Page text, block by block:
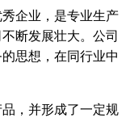
企业，是专业生产
断发展壮大。公司
思想，在同行业中
，并形成了一定规